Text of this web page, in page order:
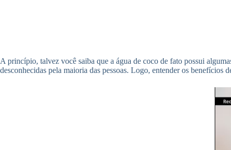
A princípio, talvez você saiba que a água de coco de fato possui
desconhecidas pela maioria das pessoas. Logo, entender os benefícios